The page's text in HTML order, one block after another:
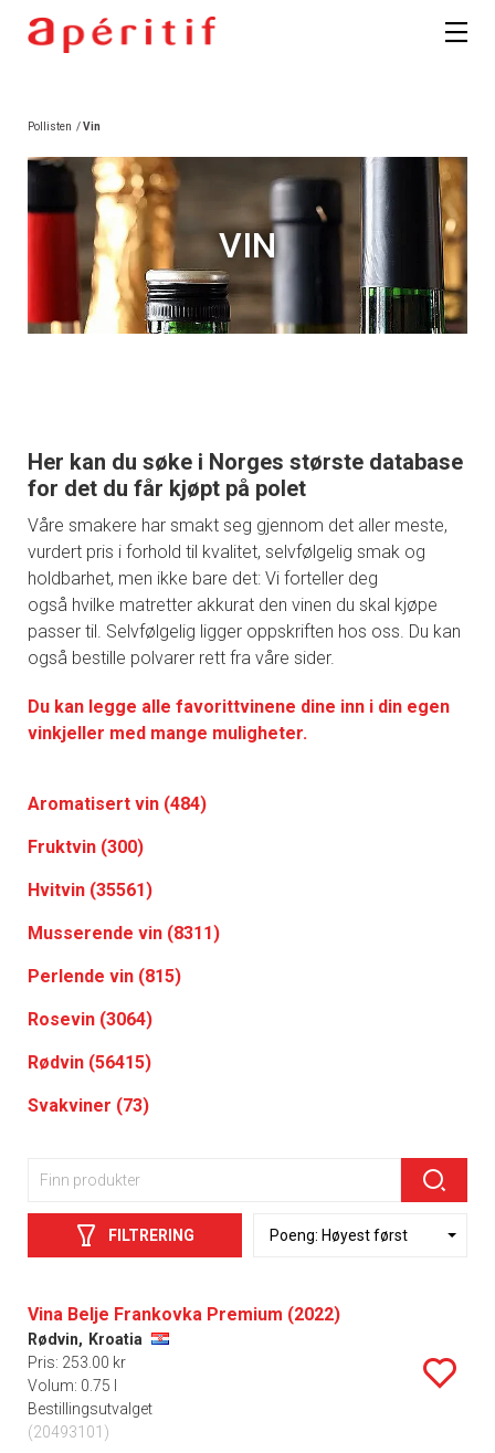
Pollisten /Vin
VIN
Her kan du søke i Norges største database
for det du får kjøpt på polet
Våre smakere har smakt seg gjennom det aller meste,
vurdert pris i forhold til kvalitet, selvfølgelig smak og
holdbarhet, men ikke bare det: Vi forteller deg
også hvilke matretter akkurat den vinen du skal kjøpe
passer til. Selvfølgelig ligger oppskriften hos oss. Du kan
også bestille polvarer rett fra våre sider.
Du kan legge alle favorittvinene dine inn i din egen
vinkjeller med mange muligheter.
Aromatisert vin (484)
Fruktvin (300)
Hvitvin (35561)
Musserende vin (8311)
Perlende vin (815)
Rosevin (3064)
Rødvin (56415)
Svakviner (73)
FILTRERING
Vina Belje Frankovka Premium (2022)
Rødvin, Kroatia
Pris: 253.00 kr
Volum: 0.75 l
Bestillingsutvalget
(20493101)